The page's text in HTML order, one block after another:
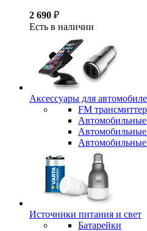
2 690 ₽
Есть в наличии
Аксессуары для
FM
Автомобильные
Автомобильные
Источники питания и свет
Батарейки